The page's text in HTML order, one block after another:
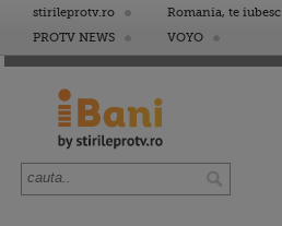
stirileprotv.ro Romania, te iubesc
PROTV NEWS
VOYO